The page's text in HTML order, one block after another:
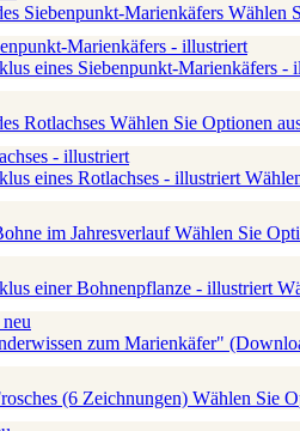
Siebenpunkt-Marienkäfers Wählen
eines Siebenpunkt-Marienkäfers -
Rotlachses Wählen Sie Optionen
eines Rotlachses - illustriert
im JahresverlaufWählen Sie
einer Bohnenpflanze - illustriert
zum Marienkäfer"
(6 Zeichnungen) Wählen Sie